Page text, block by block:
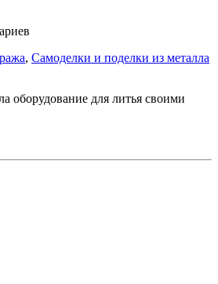
, Самоделки и поделки из металла
оборудование для литья своими